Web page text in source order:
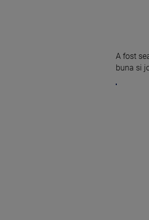
A fost
buna si